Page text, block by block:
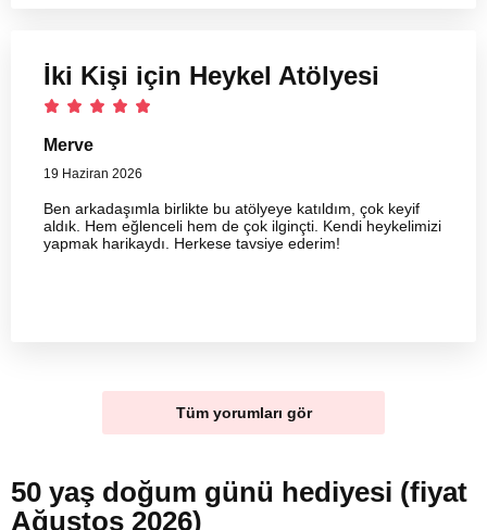
İki Kişi için Heykel Atölyesi
Merve
19 Haziran 2026
Ben arkadaşımla birlikte bu atölyeye katıldım, çok keyif
aldık. Hem eğlenceli hem de çok ilginçti. Kendi heykelimizi
yapmak harikaydı. Herkese tavsiye ederim!
Tüm yorumları gör
50 yaş doğum günü hediyesi (fiyat
Ağustos 2026)